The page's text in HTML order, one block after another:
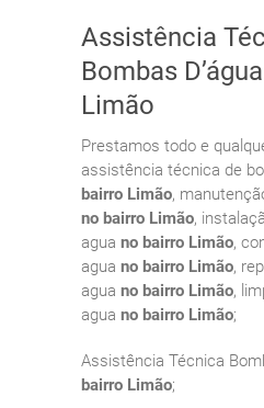
Assistência
Bombas
Limão
Prestamos todo e
assistência técnica de
bairro Limão,
no bairro Limão,
agua no bairro Limão,
agua no bairro Limão,
agua no bairro Limão,
agua no bairro Limão;
Assistência Técnica
bairro Limão;